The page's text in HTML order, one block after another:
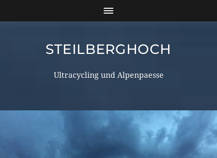
STEILBERGHOCH
Ultracycling und Alpenpaesse